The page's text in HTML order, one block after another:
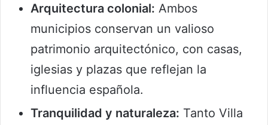
Arquitectura colonial: Ambos
municipios conservan un valioso
patrimonio arquitectónico, con casas,
iglesias y plazas que reflejan la
influencia española.
Tranquilidad y naturaleza: Tanto Villa